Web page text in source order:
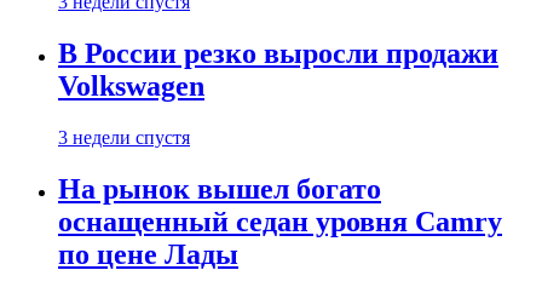
В России резко выросли продажи
Volkswagen
3 недели спустя
На рынок вышел богато
оснащенный седан уровня Camry
по цене Лады